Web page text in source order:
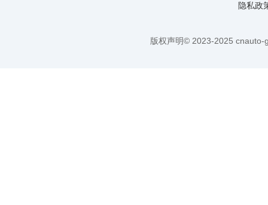
隐私政
版权声明© 2023-2025